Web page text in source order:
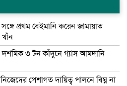
প্রথম বেইমানি করেন জামায়াত
৩ টন কাঁদুনে গ্যাস আমদানি
পেশাগত দায়িত্ব পালনে বিঘ্ন না